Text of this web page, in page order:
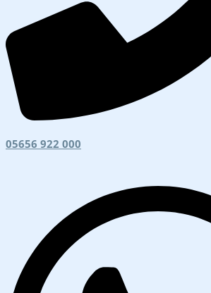
05656 922 000